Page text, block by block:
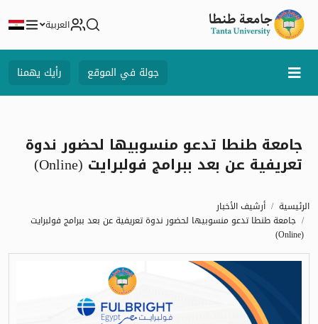
العربية
جولة في الموقع رأيك يهمنا
جامعة طنطا تدعو منسوبيها لحضور ندوة
تعريفية عن بعد ببرامج فولبرايت (Online)
الرئيسية
أرشيف الأخبار
جامعة طنطا تدعو منسوبيها لحضور ندوة تعريفية عن بعد ببرامج فولبرايت
(Online)